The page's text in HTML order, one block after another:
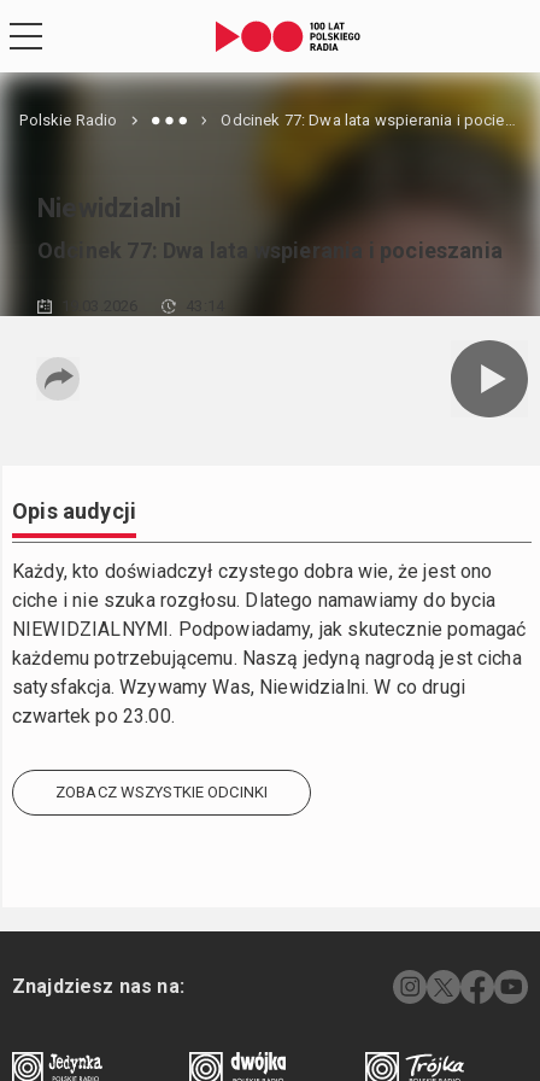
Polskie Radio Odcinek 77: Dwa lata wspierania i pocieszania
Niewidzialni
Odcinek 77: Dwa lata wspierania i pocieszania
Opis audycji
Każdy, kto doświadczył czystego dobra wie, że jest ono
ciche i nie szuka rozgłosu. Dlatego namawiamy do bycia
NIEWIDZIALNYMI. Podpowiadamy, jak skutecznie pomagać
każdemu potrzebującemu. Naszą jedyną nagrodą jest cicha
satysfakcja. Wzywamy Was, Niewidzialni. W co drugi
czwartek po 23.00.
ZOBACZ WSZYSTKIE ODCINKI
Znajdziesz nas na: